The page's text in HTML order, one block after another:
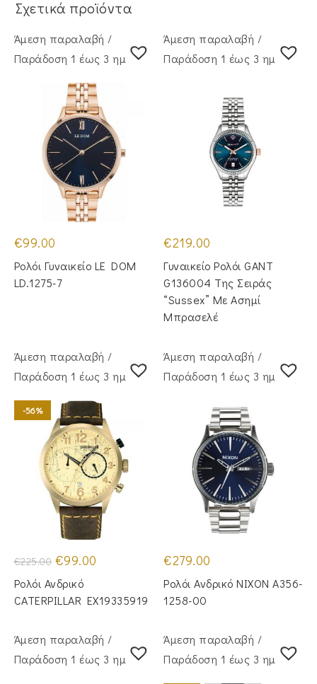
Σχετικά προϊόντα
Άμεση παραλαβή /
Παράδoση 1 έως 3 ημέρες
€99.00
Ρολόι Γυναικείο LE DOM
LD.1275-7
Άμεση παραλαβή /
Παράδoση 1 έως 3 ημέρες
€219.00
Γυναικείο Ρολόι GANT
G136004 Της Σειράς
“Sussex” Με Ασημί
Μπρασελέ
Άμεση παραλαβή /
Παράδoση 1 έως 3 ημέρες
-56%
€225.00 Original
price
was:
€225.00.
€99.00
€99.00.
Ρολόι Ανδρικό
CATERPILLAR EX19335919
Άμεση παραλαβή /
Παράδoση 1 έως 3 ημέρες
€279.00
Ρολόι Ανδρικό NIXON A356-
1258-00
Άμεση παραλαβή /
Παράδoση 1 έως 3 ημέρες
Άμεση παραλαβή /
Παράδoση 1 έως 3 ημέρες